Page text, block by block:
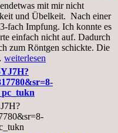
mit mir nicht
und Übelkeit. Nach einer
fach Impfung. Ich konnte es
einfach nicht auf. Dadurch
zum Röntgen schickte. Die
Mittwoch,
02.11.2022,
Arztgespräch
und
Diagnose
Lebermetastasen
weiterlesen